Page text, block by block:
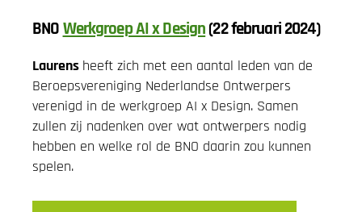
BNOWerkgroep AI x Design(22 februari 2024)
Laurens heeft zich met een aantal leden van de
Beroepsvereniging Nederlandse Ontwerpers
verenigd in de werkgroep AI x Design. Samen
zullen zij nadenken over wat ontwerpers nodig
hebben en welke rol de BNO daarin zou kunnen
spelen.